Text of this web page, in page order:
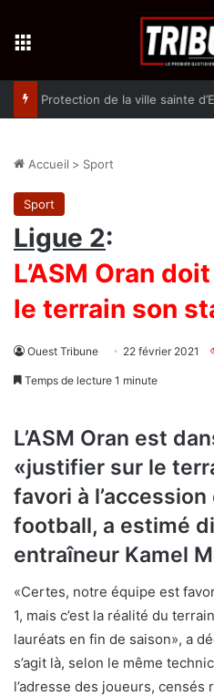
Accueil > Sport
Sport
Ligue 2:
L’ASM Oran
le terrain son
Ouest Tribune 22 février 2021
Temps de lecture 1 minute
L’ASM Oran est
«justifier sur le
favori à l’accession
football, a estimé
entraîneur Kamel
«Certes, notre équipe est
1, mais c’est la réalité du
lauréats en fin de saison», a
s’agit là, selon le même
l’adresse des joueurs,